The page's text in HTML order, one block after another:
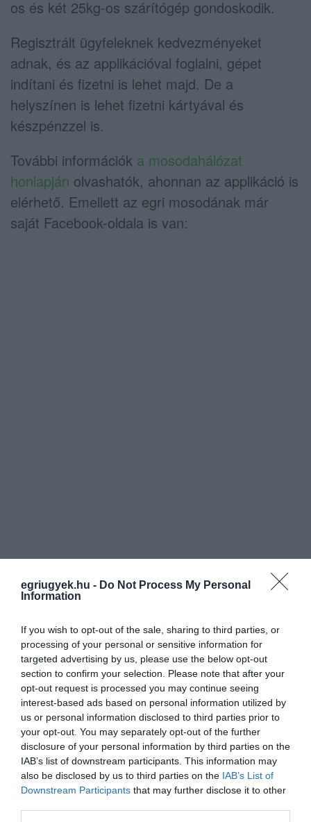
egriugyek.hu - Do Not Process My Personal
Information
If you wish to opt-out of the sale, sharing to third parties, or
processing of your personal or sensitive information for
targeted advertising by us, please use the below opt-out
section to confirm your selection. Please note that after your
opt-out request is processed you may continue seeing
interest-based ads based on personal information utilized by
us or personal information disclosed to third parties prior to
your opt-out. You may separately opt-out of the further
disclosure of your personal information by third parties on the
IAB’s list of downstream participants. This information may
also be disclosed by us to third parties on the IAB’s List of
Downstream Participants that may further disclose it to other
os és két 25kg-os szárítógép gondoskodik.
Regisztrált ügyfeleknek kedvezményeket
adnak, és az applikációval foglalni, gépet
indítani és fizetni is lehet majd. De a
helyszínen is lehet fizetni kártyával és
készpénzzel is.
További információk a mosodahálózat
honlapján olvashatók, ahonnan az applikáció is
elérhető. Emellett az egri mosodának már
saját Facebook-oldala is van:
(Indexfotó: pikrepo.com – Képünk illusztráció)